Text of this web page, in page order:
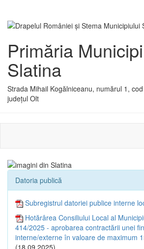
Primăria
Slatina
Strada Mihail Kogălniceanu, numărul 1,
județul Olt
Datoria publică
Subregistrul datoriei publice interne
Hotărârea Consiliului Local al
414/2025 - aprobarea contractării unei
interne/externe în valoare de maximum